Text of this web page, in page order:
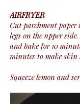
AIRFRYER
Cut parchment paper
legs on the upper
and bake for 10
minutes to make skin
Squeeze lemon and